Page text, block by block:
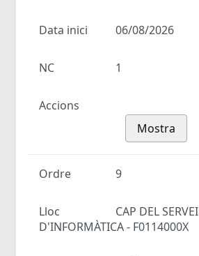
Data inici 06/08/2026
NC 1
Accions
Mostra
Ordre 9
Lloc
CAP DEL SERVEI
D'INFORMÀTICA - F0114000X